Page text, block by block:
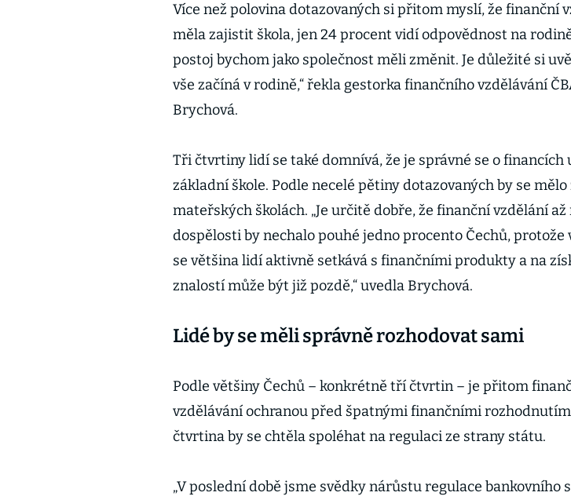
Více než polovina dotazovaných si přitom myslí, že finanční
měla zajistit škola, jen 24 procent vidí odpovědnost na
postoj bychom jako společnost měli změnit. Je důležité si
vše začíná v rodině,“ řekla gestorka finančního vzdělávání
Brychová.
Tři čtvrtiny lidí se také domnívá, že je správné se o financích
základní škole. Podle necelé pětiny dotazovaných by se mělo
mateřských školách. „Je určitě dobře, že finanční vzdělání až
dospělosti by nechalo pouhé jedno procento Čechů, protože
se většina lidí aktivně setkává s finančními produkty a na
znalostí může být již pozdě,“ uvedla Brychová.
Lidé by se měli správně rozhodovat sami
Podle většiny Čechů – konkrétně tří čtvrtin – je přitom
vzdělávání ochranou před špatnými finančními
čtvrtina by se chtěla spoléhat na regulaci ze strany státu.
„V poslední době jsme svědky nárůstu regulace bankovního